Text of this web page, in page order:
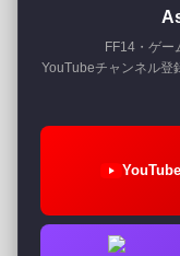
FF14・ゲー
YouTubeチャンネル登
YouTube